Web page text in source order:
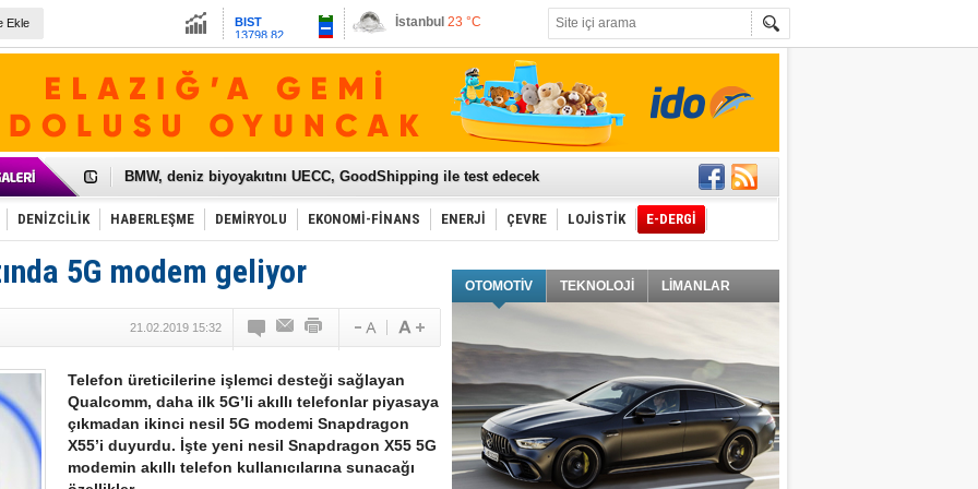
Ekle
Altın
Dolar47.6204
Euro 54.8502
Ankara24 °C
Galataport Projesi'nde sona yaklaşıldı
Kiralık minibüse talep artışı var
VW'de üst düzey atama
Ünye Limanı Türkiye'yi lider yapacak
Türkiye’nin en değerli markası yine THY
İzmir-Antalya seyahat süresi 3 saate inecek
Osmanlı'nın projesi ülkeye milyarlarca dolar gelir sağlayacak
Otomotivde üretim artıyor, satış beklentileri yükseldi
Toyota Türkiye, 800 kişi istihdam edecek
Otomobil ihracatı mayıs ayında yüzde 56 azaldı
HAVAŞ 21 havalimanında hizmete başladı
İran'a ait yük gemisi Irak karasularında battı
'Jet uçak' çözümü ile gemi ihracatına hareketlilik geldi
Rus savaş gemisi Çanakkale Boğazı’ndan geçti
DENİZCİLİK HABERLEŞME DEMİRYOLU EKONOMİ-FİNANS ENERJİ ÇEVRE LOJİSTİK E-DERGİ
5G modem geliyor
21.02.2019 15:32
Telefon üreticilerine işlemci desteği sağlayan
Qualcomm, daha ilk 5G’li akıllı telefonlar piyasaya
çıkmadan ikinci nesil 5G modemi Snapdragon
X55’i duyurdu. İşte yeni nesil Snapdragon X55 5G
modemin akıllı telefon kullanıcılarına sunacağı
OTOMOTİV TEKNOLOJİ LİMANLAR